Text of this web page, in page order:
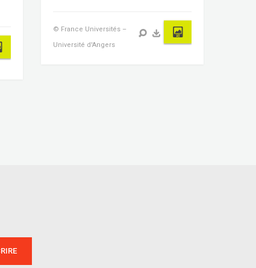
© France Universités –
Université d'Angers